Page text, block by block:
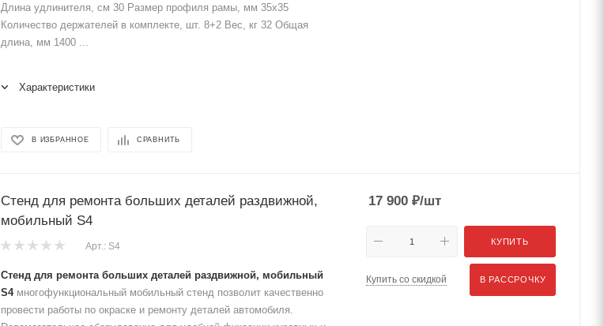
Длина удлинителя, см 30 Размер профиля рамы, мм 35х35
Количество держателей в комплекте, шт. 8+2 Вес, кг 32 Общая
длина, мм 1400 ...
Характеристики
В ИЗБРАННОЕ СРАВНИТЬ
Стенд для ремонта больших деталей раздвижной,
мобильный S4
Арт.: S4
Стенд для ремонта больших деталей раздвижной, мобильный
S4многофункциональный мобильный стенд позволит качественно
провести работы по окраске и ремонту деталей автомобиля.
17 900 ₽/шт
КУПИТЬ
Купить со скидкой В РАССРОЧКУ